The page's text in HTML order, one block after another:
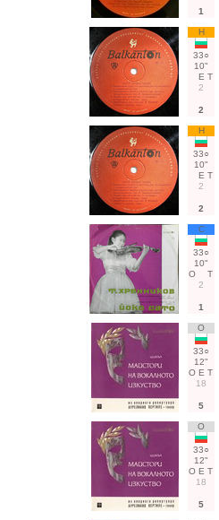
1
Н
33○
10"
Е Т
2
2
Н
33○
10"
Е Т
2
2
С
33○
10"
О
Т
2
1
О
33○
12"
О Е Т
18
5
О
33○
12"
О Е Т
18
5